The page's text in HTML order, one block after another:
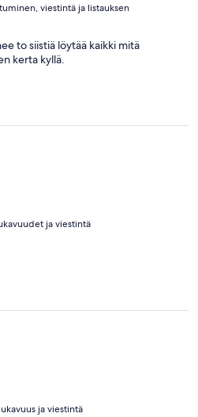
viestintä ja listauksen
to siistiä löytää kaikki mitä
kerta kyllä.
ja viestintä
ja viestintä